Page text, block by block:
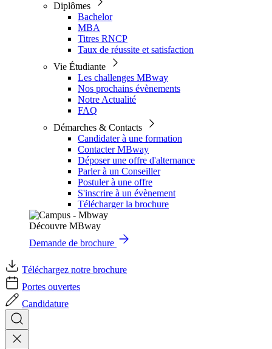
Diplômes
Bachelor
MBA
Titres RNCP
Taux de réussite et satisfaction
Vie Étudiante
Les challenges MBway
Nos prochains évènements
Notre Actualité
FAQ
Démarches & Contacts
Candidater à une formation
Contacter MBway
Déposer une offre d'alternance
Parler à un Conseiller
Postuler à une offre
S'inscrire à un évènement
Télécharger la brochure
Découvre MBway
Demande de brochure
Téléchargez notre brochure
Portes ouvertes
Candidature